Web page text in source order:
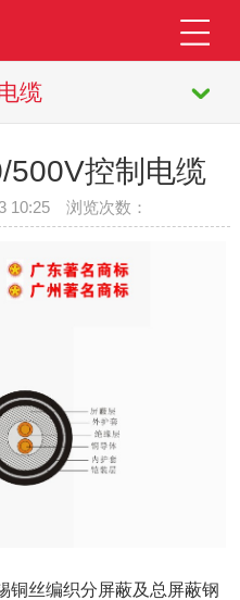
缆
500V控制电缆
10:25 浏览次数：
铜丝编织分屏蔽及总屏蔽钢